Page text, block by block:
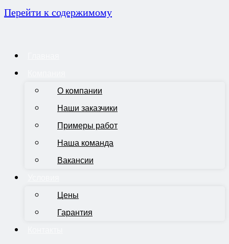
Перейти к содержимому
О компании
Наши заказчики
Примеры работ
Наша команда
Вакансии
Цены
Гарантия